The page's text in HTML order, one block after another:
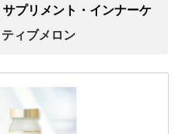
プリメント・インナーケ
ィブメロン